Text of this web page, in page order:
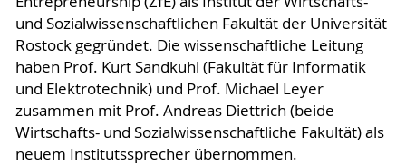
und Sozialwissenschaftlichen Fakultät der Universität
Rostock gegründet. Die wissenschaftliche Leitung
haben Prof. Kurt Sandkuhl (Fakultät für Informatik
und Elektrotechnik) und Prof. Michael Leyer
zusammen mit Prof. Andreas Diettrich (beide
Wirtschafts- und Sozialwissenschaftliche Fakultät) als
neuem Institutssprecher übernommen.